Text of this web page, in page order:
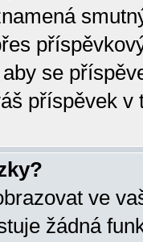
se
příspěvek v
ve
žádná